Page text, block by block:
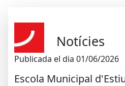
Notícies
Publicada el dia 01/06/2026
Escola Municipal